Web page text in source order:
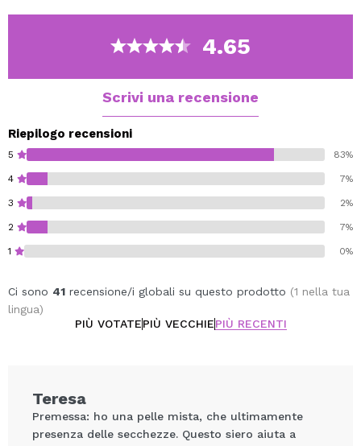
della pelle.
Insieme all'aloe vera, calma le infiammazioni e
accelera il processo di guarigione.
garantisce alla pelle un adeguato livello di idratazione.
NON COMBINAREcon prodotti contenenti vitamina C.
Applicalo mattina e / o sera, prima di creme e / o oli.
Particolarmente indicato per pelli grasse che
necessitano di luminosità e rigenerazione.
4.65
Scrivi una recensione
Riepilogo recensioni
5 83%
4 7%
3 2%
2 7%
1 0%
Ci sono 41 recensione/i globali su questo prodotto (1 nella tua
lingua)
PIÙ VOTATEPIÙ VECCHIEPIÙ RECENTI
Teresa
Premessa: ho una pelle mista, che ultimamente
presenza delle secchezze. Questo siero aiuta a